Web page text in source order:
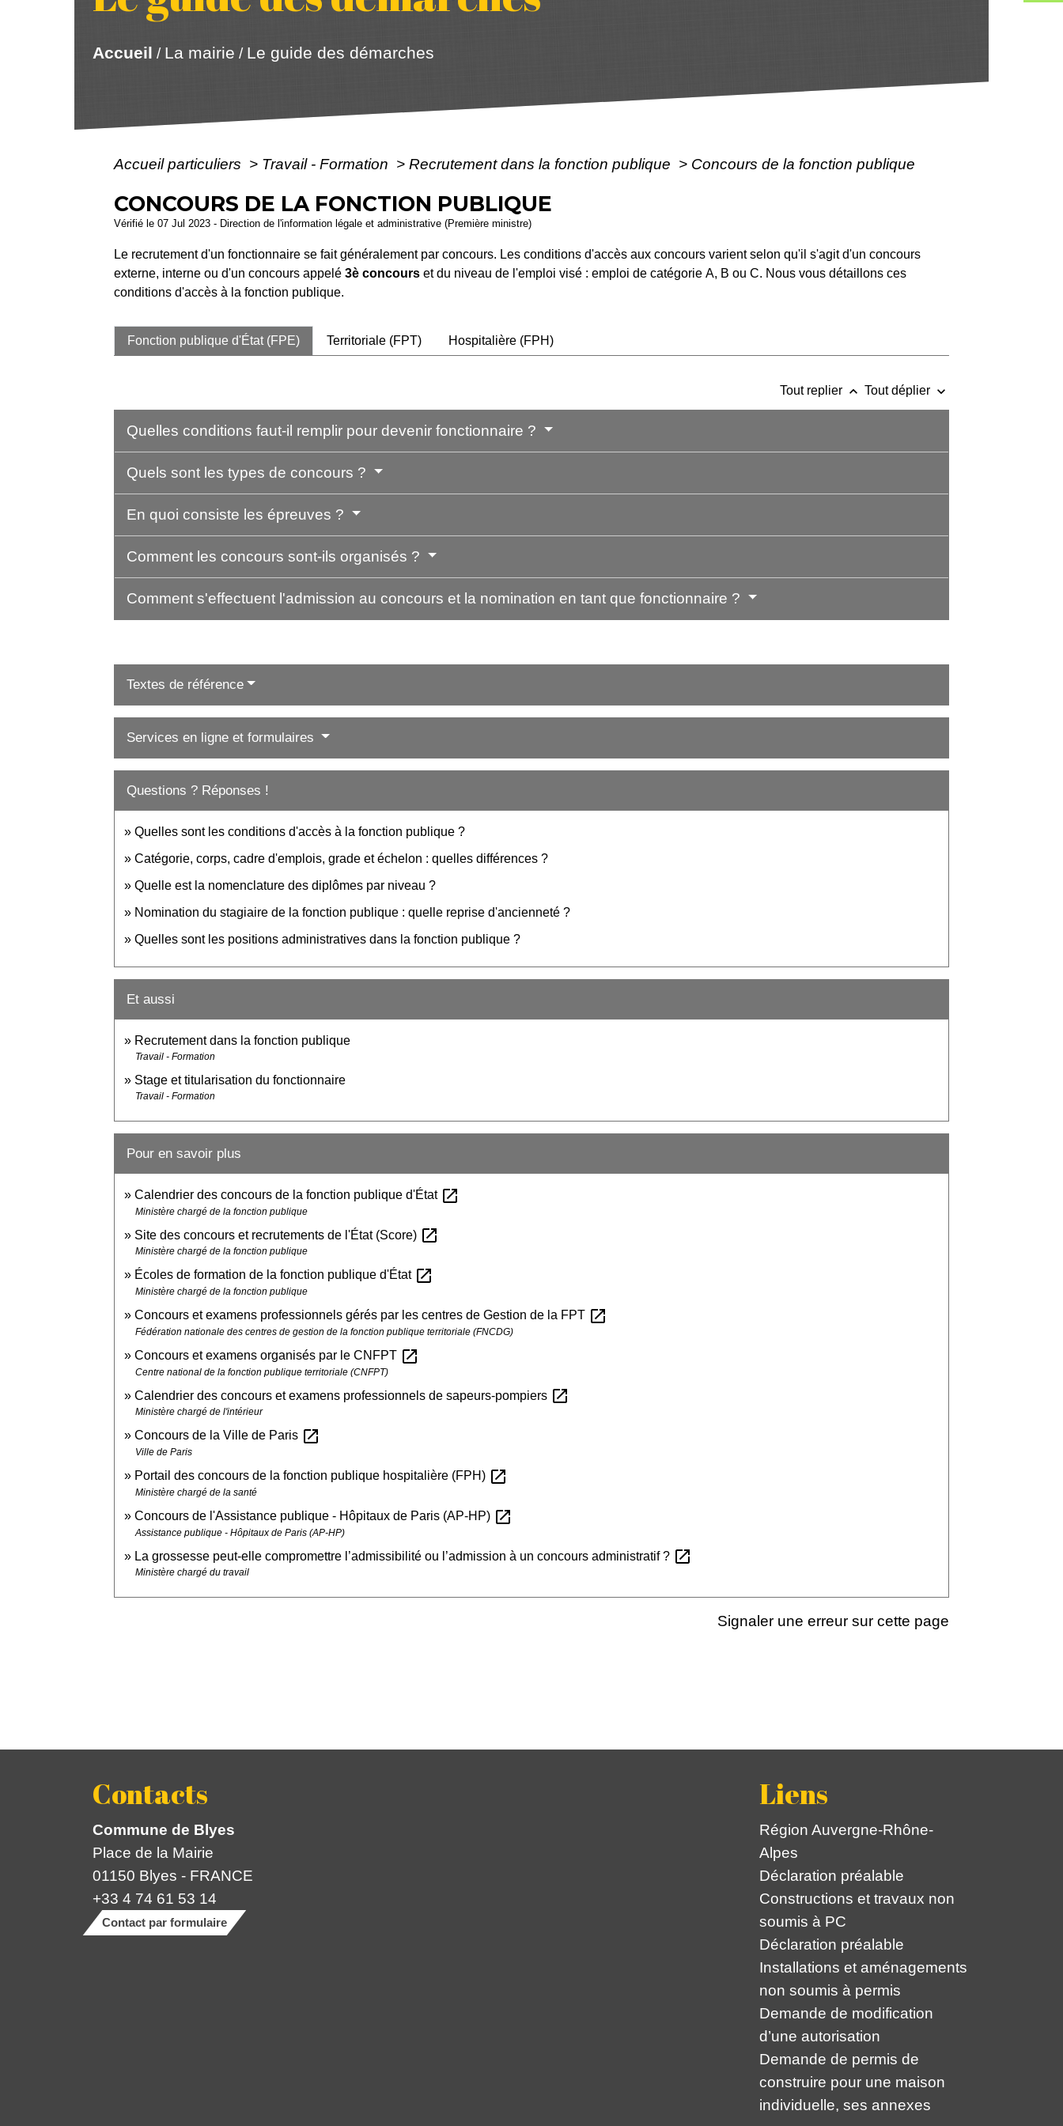
Accueil / La mairie / Le guide des démarches
Accueil particuliers > Travail - Formation > Recrutement dans la fonction publique > Concours de la fonction publique
CONCOURS DE LA FONCTION PUBLIQUE
Vérifié le 07 Jul 2023 - Direction de l'information légale et administrative (Première ministre)
Le recrutement d'un fonctionnaire se fait généralement par concours. Les conditions d'accès aux concours varient selon qu'il s'agit d'un concours
externe, interne ou d'un concours appelé3è concours et du niveau de l'emploi visé : emploi de catégorie A, B ou C. Nous vous détaillons ces
conditions d'accès à la fonction publique.
Fonction publique d'État (FPE) Territoriale (FPT) Hospitalière (FPH)
Tout replier keyboard_arrow_up Tout déplier keyboard_arrow_down
Quelles conditions faut-il remplir pour devenir fonctionnaire ?
Quels sont les types de concours ?
En quoi consiste les épreuves ?
Comment les concours sont-ils organisés ?
Comment s'effectuent l'admission au concours et la nomination en tant que fonctionnaire ?
Textes de référence
Services en ligne et formulaires
Questions ? Réponses !
Quelles sont les conditions d'accès à la fonction publique ?
Catégorie, corps, cadre d'emplois, grade et échelon : quelles différences ?
Quelle est la nomenclature des diplômes par niveau ?
Nomination du stagiaire de la fonction publique : quelle reprise d'ancienneté ?
Quelles sont les positions administratives dans la fonction publique ?
Et aussi
Recrutement dans la fonction publique
Travail - Formation
Stage et titularisation du fonctionnaire
Travail - Formation
Pour en savoir plus
Calendrier des concours de la fonction publique d'État open_in_new
Ministère chargé de la fonction publique
Site des concours et recrutements de l'État (Score) open_in_new
Ministère chargé de la fonction publique
Écoles de formation de la fonction publique d'État open_in_new
Ministère chargé de la fonction publique
Concours et examens professionnels gérés par les centres de Gestion de la FPT open_in_new
Fédération nationale des centres de gestion de la fonction publique territoriale (FNCDG)
Concours et examens organisés par le CNFPT open_in_new
Centre national de la fonction publique territoriale (CNFPT)
Calendrier des concours et examens professionnels de sapeurs-pompiers open_in_new
Ministère chargé de l'intérieur
Concours de la Ville de Paris open_in_new
Ville de Paris
Portail des concours de la fonction publique hospitalière (FPH) open_in_new
Ministère chargé de la santé
Concours de l'Assistance publique - Hôpitaux de Paris (AP-HP) open_in_new
Assistance publique - Hôpitaux de Paris (AP-HP)
La grossesse peut-elle compromettre l’admissibilité ou l’admission à un concours administratif ? open_in_new
Ministère chargé du travail
Signaler une erreur sur cette page
Contacts
Commune de Blyes
Place de la Mairie
01150 Blyes - FRANCE
+33 4 74 61 53 14
Contact par formulaire
Liens
Région Auvergne-Rhône-
Alpes
Déclaration préalable
Constructions et travaux non
soumis à PC
Déclaration préalable
Installations et aménagements
non soumis à permis
Demande de modification
d’une autorisation
Demande de permis de
construire pour une maison
individuelle, ses annexes